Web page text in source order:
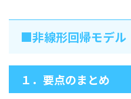
■非線形回帰モデル
１．要点のまとめ